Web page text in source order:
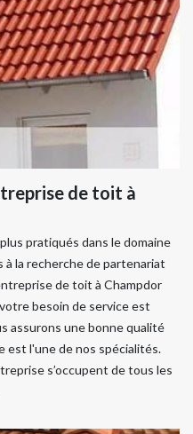
de toit à
pratiqués dans le domaine
à la recherche de partenariat
de toit à Champdor
besoin de service est
assurons une bonne qualité
est l'une de nos spécialités.
s’occupent de tous les